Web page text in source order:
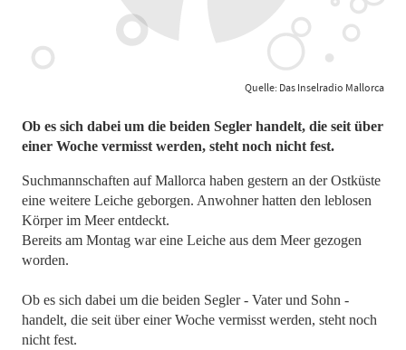
Quelle: Das Inselradio Mallorca
Ob es sich dabei um die beiden Segler handelt, die seit über
einer Woche vermisst werden, steht noch nicht fest.
Suchmannschaften auf Mallorca haben gestern an der Ostküste
eine weitere Leiche geborgen. Anwohner hatten den leblosen
Körper im Meer entdeckt.
Bereits am Montag war eine Leiche aus dem Meer gezogen
worden.
Ob es sich dabei um die beiden Segler - Vater und Sohn -
handelt, die seit über einer Woche vermisst werden, steht noch
nicht fest.